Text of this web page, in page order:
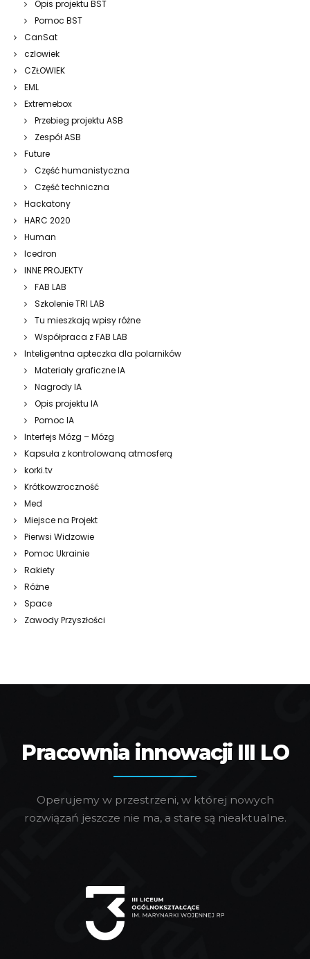
Opis projektu BST
Pomoc BST
CanSat
czlowiek
CZŁOWIEK
EML
Extremebox
Przebieg projektu ASB
Zespół ASB
Future
Część humanistyczna
Część techniczna
Hackatony
HARC 2020
Human
Icedron
INNE PROJEKTY
FAB LAB
Szkolenie TRI LAB
Tu mieszkają wpisy różne
Współpraca z FAB LAB
Inteligentna apteczka dla polarników
Materiały graficzne IA
Nagrody IA
Opis projektu IA
Pomoc IA
Interfejs Mózg – Mózg
Kapsuła z kontrolowaną atmosferą
korki.tv
Krótkowzroczność
Med
Miejsce na Projekt
Pierwsi Widzowie
Pomoc Ukrainie
Rakiety
Różne
Space
Zawody Przyszłości
Pracownia innowacji III LO
Operujemy w przestrzeni, w której nowych
rozwiązań jeszcze nie ma, a stare są nieaktualne.